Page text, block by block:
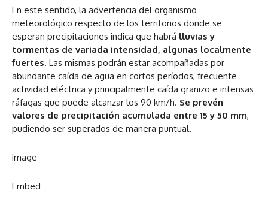
En este sentido, la advertencia del organismo
meteorológico respecto de los territorios donde se
esperan precipitaciones indica que habrá lluvias y
tormentas de variada intensidad, algunas localmente
fuertes. Las mismas podrán estar acompañadas por
abundante caída de agua en cortos períodos, frecuente
actividad eléctrica y principalmente caída granizo e intensas
ráfagas que puede alcanzar los 90 km/h. Se prevén
valores de precipitación acumulada entre 15 y 50 mm,
pudiendo ser superados de manera puntual.
image
Embed